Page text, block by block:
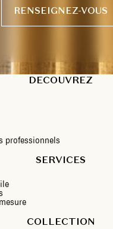
DECOUVREZ
professionnels
SERVICES
COLLECTION
RENSEIGNEZ-VOUS